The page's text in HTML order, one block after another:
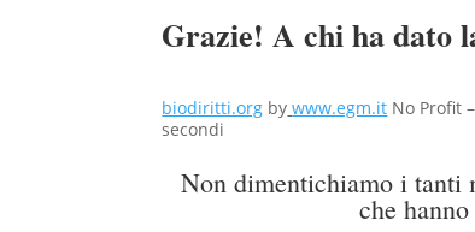
Grazie! A chi ha dato
biodiritti.org by www.egm.it No Profit
secondi
Non dimentichiamo i tanti
che